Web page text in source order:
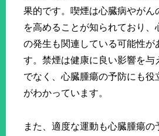
果的です。喫煙は心臓病やがん
を高めることが知られており、
の発生も関連している可能性が
す。禁煙は健康に良い影響を与
でなく、心臓腫瘍の予防にも役
がわかっています。
また、適度な運動も心臓腫瘍の